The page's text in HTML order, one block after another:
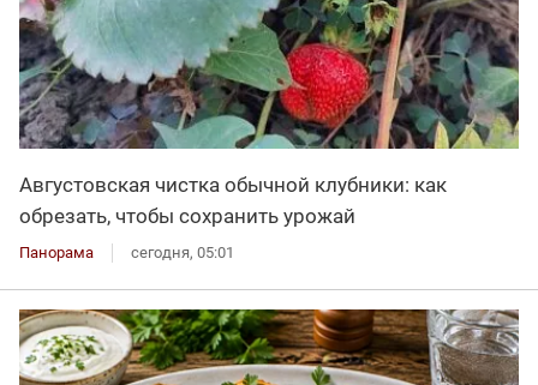
Августовская чистка обычной клубники: как
обрезать, чтобы сохранить урожай
Панорама сегодня, 05:01